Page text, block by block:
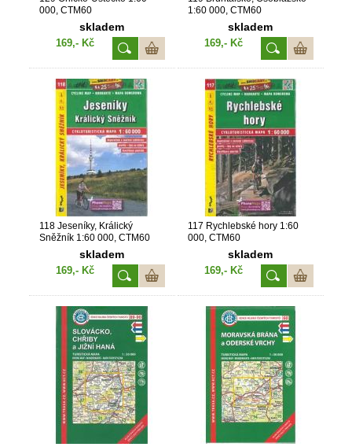
000, CTM60
skladem
169,- Kč
1:60 000, CTM60
skladem
169,- Kč
118 Jeseníky, Králický
Sněžník 1:60 000, CTM60
skladem
169,- Kč
117 Rychlebské hory 1:60
000, CTM60
skladem
169,- Kč